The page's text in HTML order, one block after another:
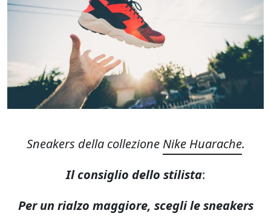
Sneakers della collezione Nike Huarache.
Il consiglio dello stilista:
Per un rialzo maggiore, scegli le sneakers